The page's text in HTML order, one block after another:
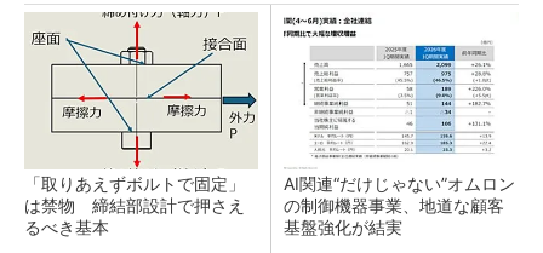
「取りあえずボルトで固定」
は禁物 締結部設計で押さえ
るべき基本
AI関連“だけじゃない”オムロン
の制御機器事業、地道な顧客
基盤強化が結実